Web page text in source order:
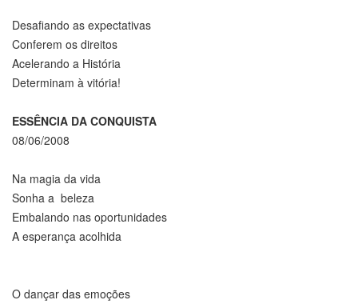
Desafiando as expectativas
Conferem os direitos
Acelerando a História
Determinam à vitória!
ESSÊNCIA DA CONQUISTA
08/06/2008
Na magia da vida
Sonha a beleza
Embalando nas oportunidades
A esperança acolhida
O dançar das emoções